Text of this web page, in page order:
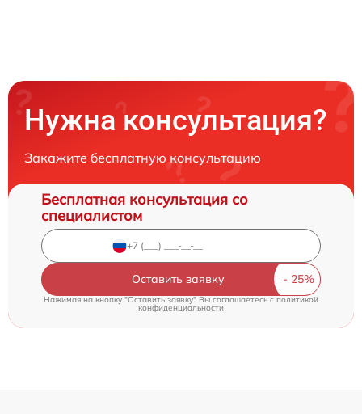
Нужна консультация?
Закажите бесплатную консультацию
Бесплатная консультация со
специалистом
Оставить заявку
Нажимая на кнопку "Оставить заявку" Вы соглашаетесь cполитикой
конфиденциальности